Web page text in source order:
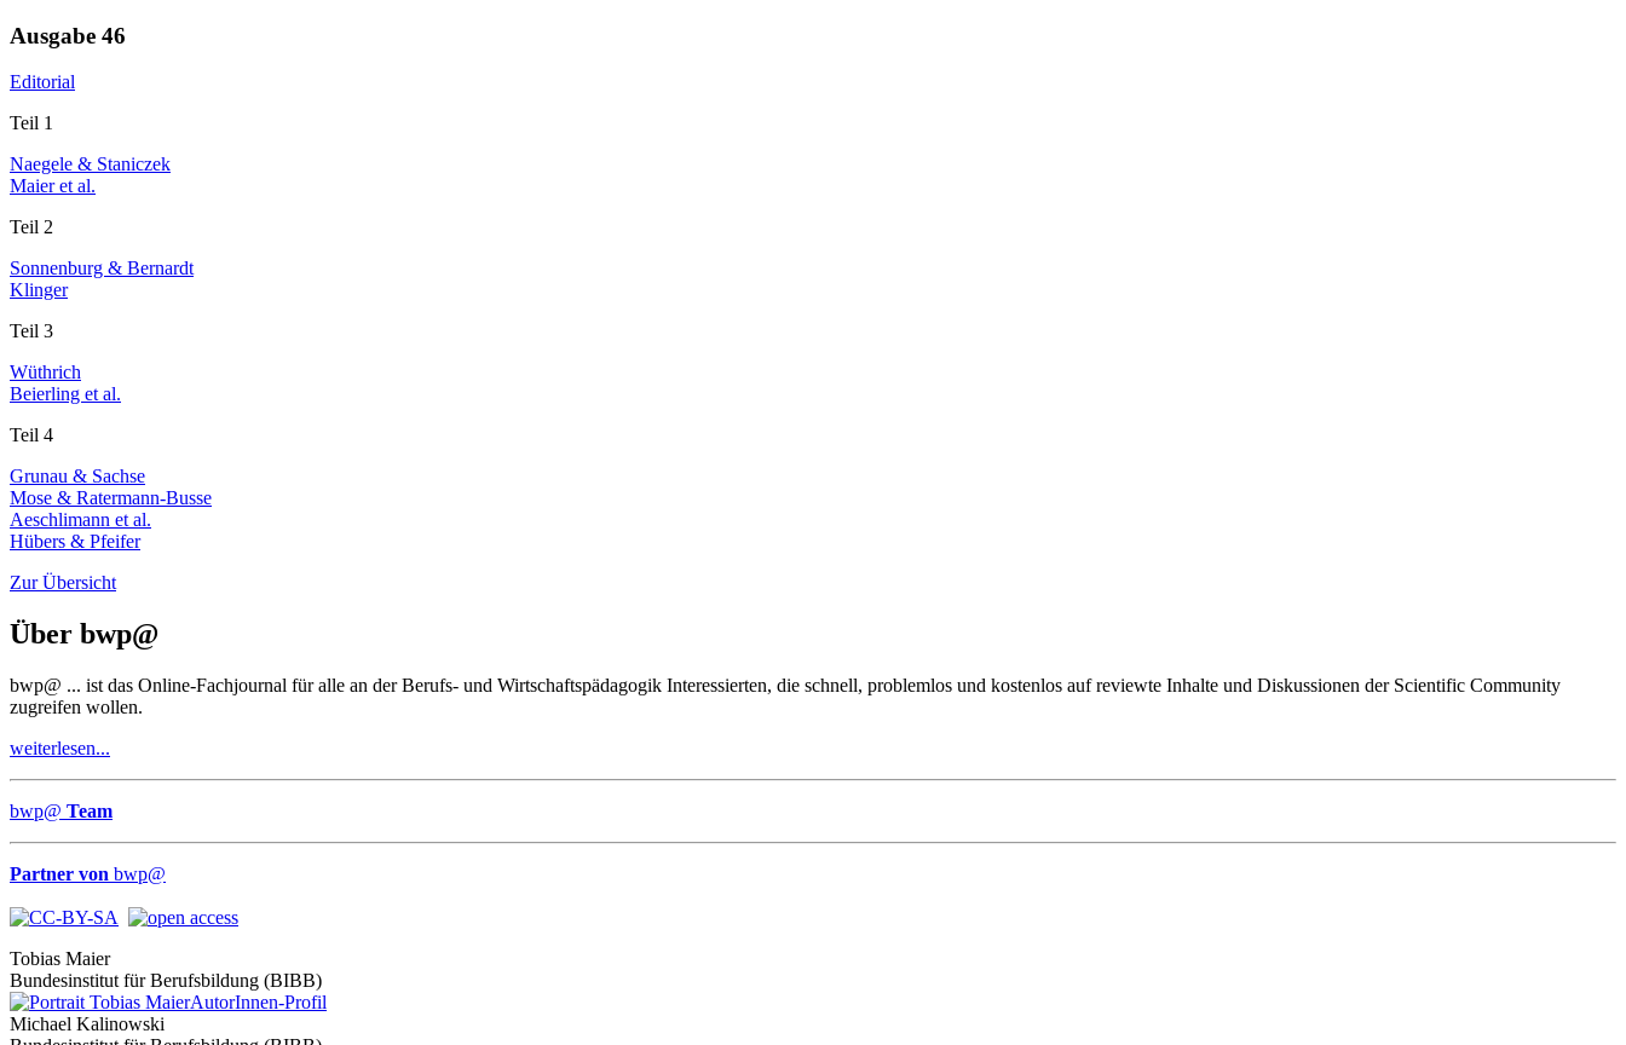
Ausgabe 46
Editorial
Teil 1
Naegele & Staniczek
Maier et al.
Teil 2
Sonnenburg & Bernardt
Klinger
Teil 3
Wüthrich
Beierling et al.
Teil 4
Grunau & Sachse
Mose & Ratermann-Busse
Aeschlimann et al.
Hübers & Pfeifer
Zur Übersicht
Über bwp@
bwp@ ... ist das Online-Fachjournal für alle an der Berufs- und Wirtschaftspädagogik Interessierten, die schnell, problemlos und kostenlos auf reviewte Inhalte und Diskussionen der Scientific Community
zugreifen wollen.
weiterlesen...
bwp@ Team
Partner von bwp@
Tobias Maier
Bundesinstitut für Berufsbildung (BIBB)
AutorInnen-Profil
Michael Kalinowski